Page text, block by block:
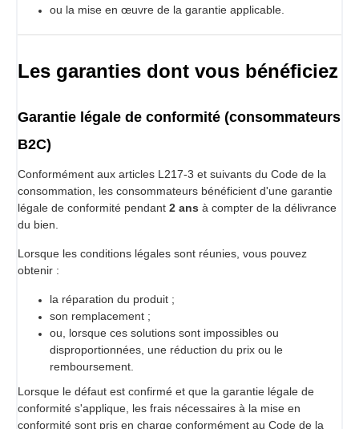
ou la mise en œuvre de la garantie applicable.
Les garanties dont vous bénéficiez
Garantie légale de conformité (consommateurs
B2C)
Conformément aux articles L217-3 et suivants du Code de la
consommation, les consommateurs bénéficient d'une garantie
légale de conformité pendant 2 ans à compter de la délivrance
du bien.
Lorsque les conditions légales sont réunies, vous pouvez
obtenir :
la réparation du produit ;
son remplacement ;
ou, lorsque ces solutions sont impossibles ou
disproportionnées, une réduction du prix ou le
remboursement.
Lorsque le défaut est confirmé et que la garantie légale de
conformité s'applique, les frais nécessaires à la mise en
conformité sont pris en charge conformément au Code de la